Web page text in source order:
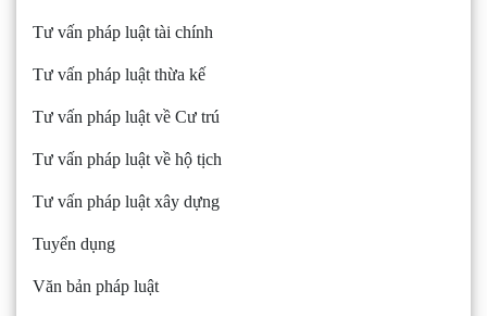
Tư vấn pháp luật tài chính
Tư vấn pháp luật thừa kế
Tư vấn pháp luật về Cư trú
Tư vấn pháp luật về hộ tịch
Tư vấn pháp luật xây dựng
Tuyển dụng
Văn bản pháp luật